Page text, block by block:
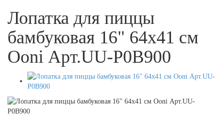
Лопатка для пиццы
бамбуковая 16" 64x41 см
Ooni Арт.UU-P0B900